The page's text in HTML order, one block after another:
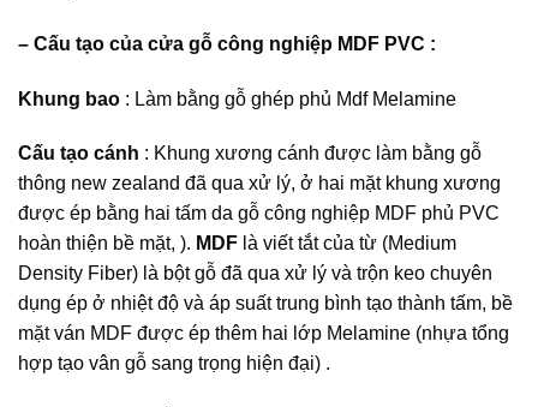
– Cấu tạo của cửa gỗ công nghiệp MDF PVC :
Khung bao : Làm bằng gỗ ghép phủ Mdf Melamine
Cấu tạo cánh : Khung xương cánh được làm bằng gỗ
thông new zealand đã qua xử lý, ở hai mặt khung xương
được ép bằng hai tấm da gỗ công nghiệp MDF phủ PVC
hoàn thiện bề mặt, ). MDF là viết tắt của từ (Medium
Density Fiber) là bột gỗ đã qua xử lý và trộn keo chuyên
dụng ép ở nhiệt độ và áp suất trung bình tạo thành tấm, bề
mặt ván MDF được ép thêm hai lớp Melamine (nhựa tổng
hợp tạo vân gỗ sang trọng hiện đại) .